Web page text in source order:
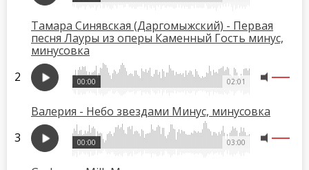
Тамара Синявская (Даргомыжский) - Первая
песня Лауры из оперы Каменный Гость минус,
минусовка
02:01
00:00
Валерия - Небо звездами Минус, минусовка
03:00
00:00